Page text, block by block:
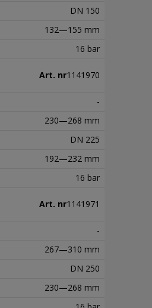
DN 150
132—155 mm
16 bar
Art. nr1141970
-
230—268 mm
DN 225
192—232 mm
16 bar
Art. nr1141971
-
267—310 mm
DN 250
230—268 mm